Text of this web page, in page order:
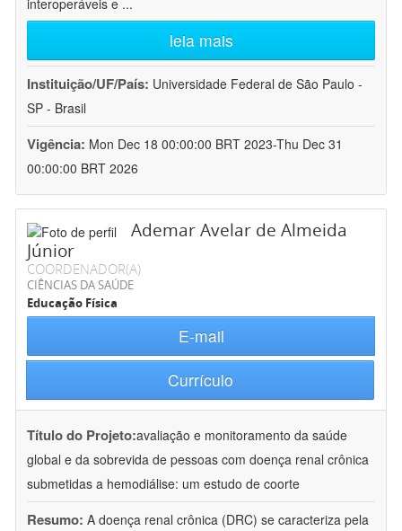
interoperáveis e ...
leia mais
Instituição/UF/País: Universidade Federal de São Paulo -
SP - Brasil
Vigência: Mon Dec 18 00:00:00 BRT 2023-Thu Dec 31
00:00:00 BRT 2026
Ademar Avelar de Almeida
Júnior
COORDENADOR(A)
CIÊNCIAS DA SAÚDE
Educação Física
E-mail
Currículo
Título do Projeto:avaliação e monitoramento da saúde
global e da sobrevida de pessoas com doença renal crônica
submetidas a hemodiálise: um estudo de coorte
Resumo: A doença renal crônica (DRC) se caracteriza pela